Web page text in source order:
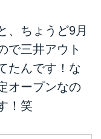
、ちょうど9月
で三井アウト
たんです！な
オープンなの
！笑